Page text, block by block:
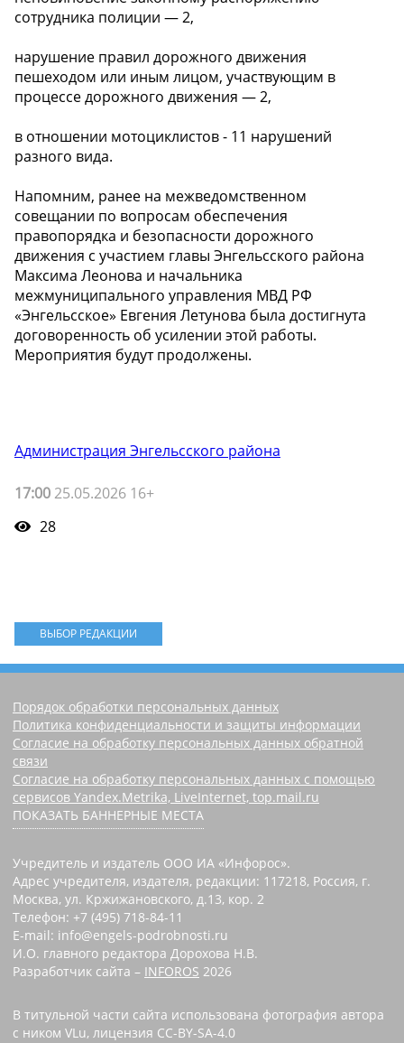
сотрудника полиции — 2,
нарушение правил дорожного движения
пешеходом или иным лицом, участвующим в
процессе дорожного движения — 2,
в отношении мотоциклистов - 11 нарушений
разного вида.
Напомним, ранее на межведомственном
совещании по вопросам обеспечения
правопорядка и безопасности дорожного
движения с участием главы Энгельсского района
Максима Леонова и начальника
межмуниципального управления МВД РФ
«Энгельсское» Евгения Летунова была достигнута
договоренность об усилении этой работы.
Мероприятия будут продолжены.
Администрация Энгельсского района
17:00 25.05.2026 16+
28
ВЫБОР РЕДАКЦИИ
Порядок обработки персональных данных
Политика конфиденциальности и защиты информации
Согласие на обработку персональных данных обратной
связи
Согласие на обработку персональных данных с помощью
сервисов Yandex.Metrika, LiveInternet, top.mail.ru
ПОКАЗАТЬ БАННЕРНЫЕ МЕСТА
Учредитель и издатель ООО ИА «Инфорос».
Адрес учредителя, издателя, редакции: 117218, Россия, г.
Москва, ул. Кржижановского, д.13, кор. 2
Телефон: +7 (495) 718-84-11
E-mail: info@engels-podrobnosti.ru
И.О. главного редактора Дорохова Н.В.
Разработчик сайта – INFOROS 2026
В титульной части сайта использована фотография автора
с ником VLu, лицензия CC-BY-SA-4.0